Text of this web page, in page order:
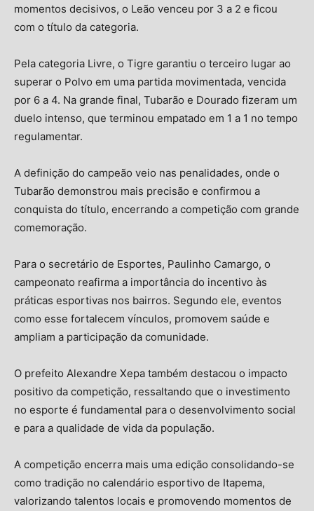
momentos decisivos, o Leão venceu por 3 a 2 e ficou
com o título da categoria.
Pela categoria Livre, o Tigre garantiu o terceiro lugar ao
superar o Polvo em uma partida movimentada, vencida
por 6 a 4. Na grande final, Tubarão e Dourado fizeram um
duelo intenso, que terminou empatado em 1 a 1 no tempo
regulamentar.
A definição do campeão veio nas penalidades, onde o
Tubarão demonstrou mais precisão e confirmou a
conquista do título, encerrando a competição com grande
comemoração.
Para o secretário de Esportes, Paulinho Camargo, o
campeonato reafirma a importância do incentivo às
práticas esportivas nos bairros. Segundo ele, eventos
como esse fortalecem vínculos, promovem saúde e
ampliam a participação da comunidade.
O prefeito Alexandre Xepa também destacou o impacto
positivo da competição, ressaltando que o investimento
no esporte é fundamental para o desenvolvimento social
e para a qualidade de vida da população.
A competição encerra mais uma edição consolidando-se
como tradição no calendário esportivo de Itapema,
valorizando talentos locais e promovendo momentos de